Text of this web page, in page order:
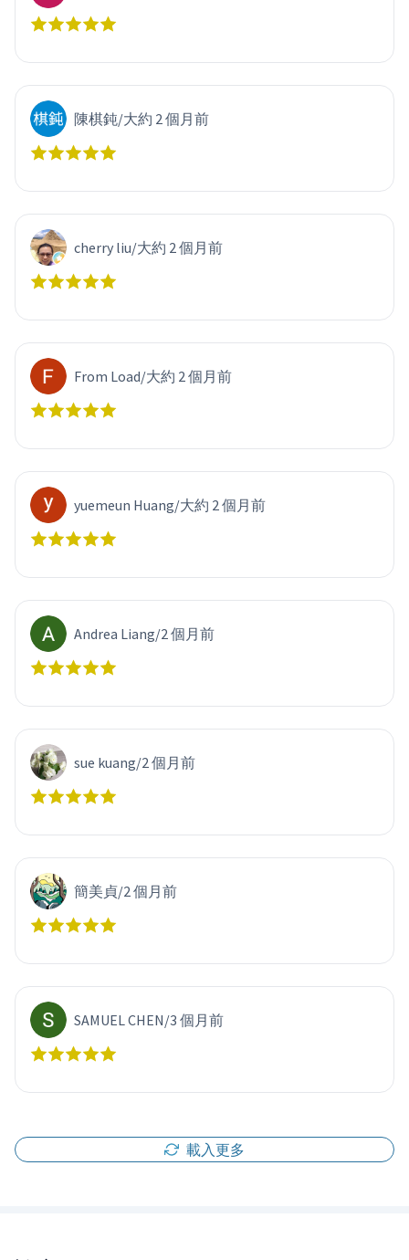
陳棋鈍/大約 2 個月前
cherry liu/大約 2 個月前
From Load/大約 2 個月前
yuemeun Huang/大約 2 個月前
Andrea Liang/2 個月前
sue kuang/2 個月前
簡美貞/2 個月前
SAMUEL CHEN/3 個月前
載入更多